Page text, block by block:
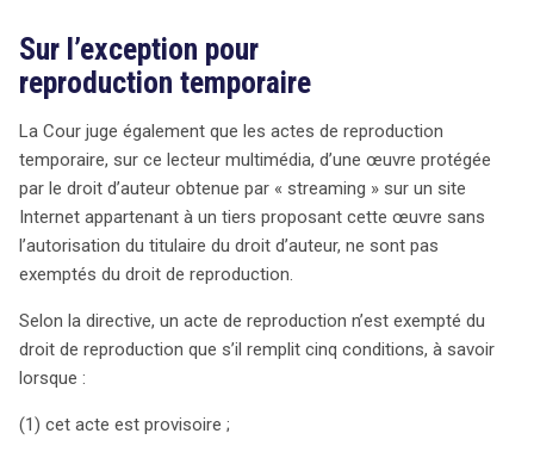
Sur l’exception pour
reproduction temporaire
La Cour juge également que les actes de reproduction
temporaire, sur ce lecteur multimédia, d’une œuvre protégée
par le droit d’auteur obtenue par « streaming » sur un site
Internet appartenant à un tiers proposant cette œuvre sans
l’autorisation du titulaire du droit d’auteur, ne sont pas
exemptés du droit de reproduction.
Selon la directive, un acte de reproduction n’est exempté du
droit de reproduction que s’il remplit cinq conditions, à savoir
lorsque :
(1) cet acte est provisoire ;